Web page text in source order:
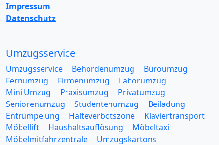
Impressum
Datenschutz
Umzugsservice
Umzugsservice Behördenumzug
Büroumzug
Fernumzug
Firmenumzug
Laborumzug
Mini Umzug
Praxisumzug
Privatumzug
Seniorenumzug
Studentenumzug
Beiladung
Entrümpelung
Halteverbotszone
Klaviertransport
Möbellift
Haushaltsauflösung
Möbeltaxi
Möbelmitfahrzentrale
Umzugskartons